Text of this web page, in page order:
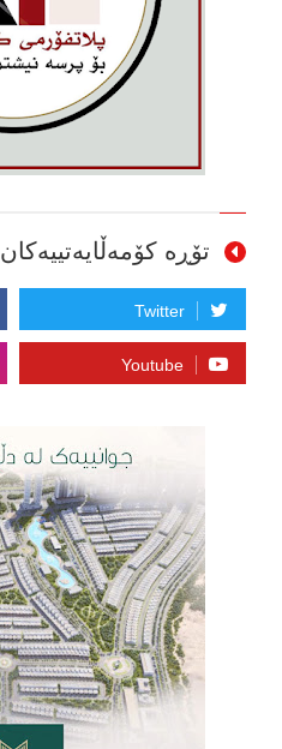
تۆڕە کۆمەڵایەتییەکان